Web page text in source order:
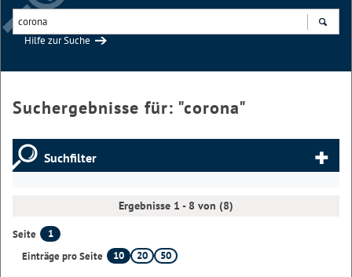
Hilfe zur Suche
Suchergebnisse für: "corona"
Suchfilter
Ergebnisse 1 - 8 von (8)
Seite
1
Einträge pro Seite
10 20 50